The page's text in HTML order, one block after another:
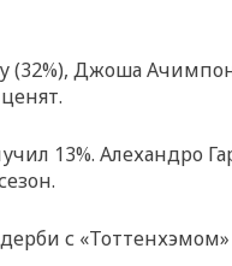
(32%), Джоша
13%. Алехандро
с «Тоттенхэмом»